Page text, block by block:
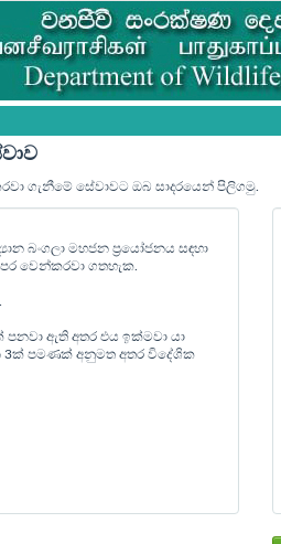
ගැනීමේ සේවාවට ඔබ සාදරයෙන් පිලිගමු.
බංගලා මහජන ප්‍රයෝජනය සඳහා
වෙන්කරවා ගතහැක.
පනවා ඇති අතර එය ඉක්මවා යා
3ක් පමණක් අනුමත අතර විදේශික